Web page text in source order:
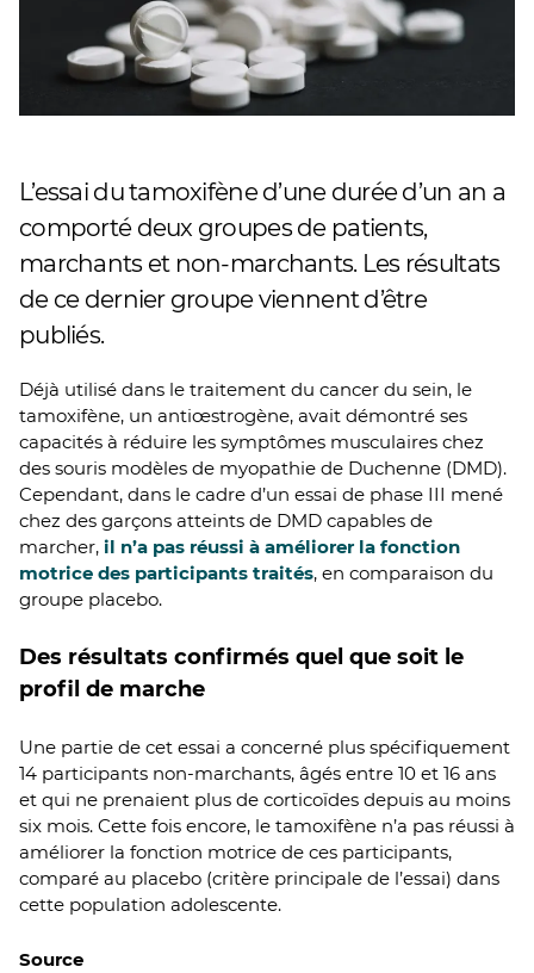
L’essai du tamoxifène d’une durée d’un an a
comporté deux groupes de patients,
marchants et non-marchants. Les résultats
de ce dernier groupe viennent d’être
publiés.
Déjà utilisé dans le traitement du cancer du sein, le
tamoxifène, un antiœstrogène, avait démontré ses
capacités à réduire les symptômes musculaires chez
des souris modèles de myopathie de Duchenne (DMD).
Cependant, dans le cadre d’un essai de phase III mené
chez des garçons atteints de DMD capables de
marcher, il n’a pas réussi à améliorer la fonction
motrice des participants traités, en comparaison du
groupe placebo.
Des résultats confirmés quel que soit le
profil de marche
Une partie de cet essai a concerné plus spécifiquement
14 participants non-marchants, âgés entre 10 et 16 ans
et qui ne prenaient plus de corticoïdes depuis au moins
six mois. Cette fois encore, le tamoxifène n’a pas réussi à
améliorer la fonction motrice de ces participants,
comparé au placebo (critère principale de l’essai) dans
cette population adolescente.
Source